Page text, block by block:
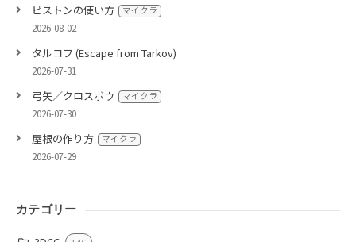
ピストンの使い方 マイクラ
2026-08-02
タルコフ (Escape from Tarkov)
2026-07-31
弓矢／クロスボウ マイクラ
2026-07-30
屋根の作り方 マイクラ
2026-07-29
カテゴリー